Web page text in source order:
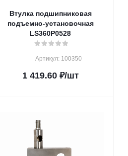
Втулка подшипниковая
подъемно-установочная
LS360P0528
Артикул: 100350
1 419.60₽/шт